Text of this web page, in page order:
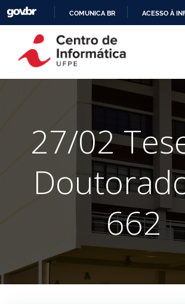
CONTEÚDO
COMUNICA BR ACESSO À
27/02
662